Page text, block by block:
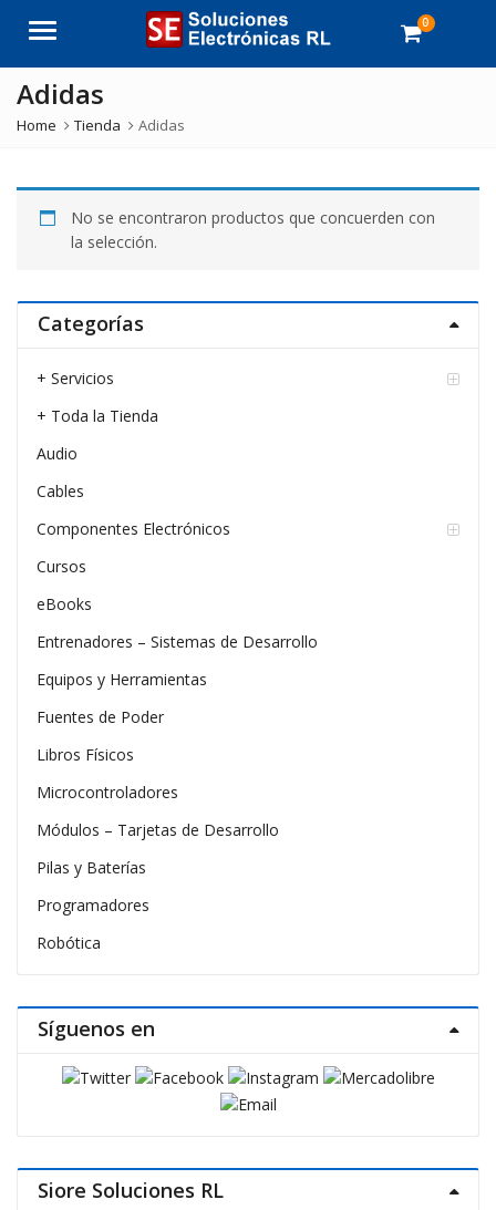
Menu 0
Adidas
Home Tienda Adidas
No se encontraron productos que concuerden con
la selección.
Categorías
+ Servicios
+ Toda la Tienda
Audio
Cables
Componentes Electrónicos
Cursos
eBooks
Entrenadores – Sistemas de Desarrollo
Equipos y Herramientas
Fuentes de Poder
Libros Físicos
Microcontroladores
Módulos – Tarjetas de Desarrollo
Pilas y Baterías
Programadores
Robótica
Síguenos en
Siore Soluciones RL